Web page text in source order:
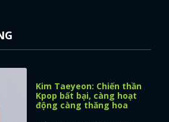
Kim Taeyeon: Chiến thần
Kpop bất bại, càng hoạt
động càng thăng hoa